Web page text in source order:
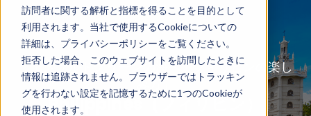
訪問者に関する解析と指標を得ることを目的として
利用されます。当社で使用するCookieについての
詳細は、プライバシーポリシーをご覧ください。
拒否した場合、このウェブサイトを訪問したときに
情報は追跡されません。ブラウザーではトラッキン
グを行わない設定を記憶するために1つのCookieが
使用されます。
「エメラルドグリーンの海へ！フィリピンの楽し
み方」
Philippines（フィリピン）